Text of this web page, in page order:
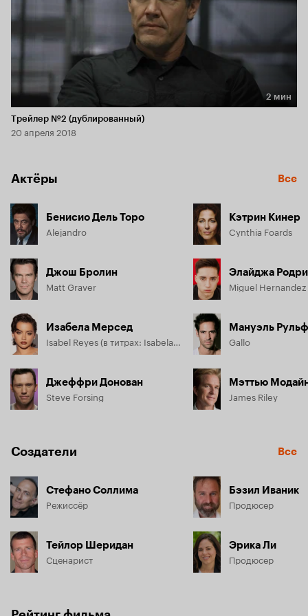
Длительность 2 мин
2 мин
Трейлер №2 (дублированный)
20 апреля 2018
Актёры Все
Бенисио Дель Торо
Alejandro
Джош Бролин
Matt Graver
Изабела Мерсед
Джеффри Донован
Steve Forsing
Кэтрин Кинер
Cynthia Foards
Элайджа
Miguel Hernandez
Мануэль
Gallo
Мэттью
James Riley
Создатели Все
Стефано Соллима
Режиссёр
Тейлор Шеридан
Сценарист
Бэзил Иваник
Продюсер
Эрика Ли
Продюсер